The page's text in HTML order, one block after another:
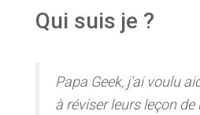
Qui suis je ?
Papa Geek, j'ai voulu
à réviser leurs leçon